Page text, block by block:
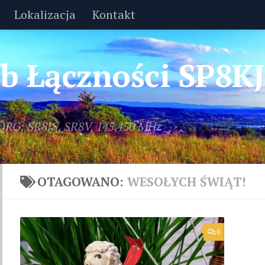
Lokalizacja Kontakt
Łączności
SR8JS, SR8V, 145.450 MHz
OTAGOWANO: WESOŁYCH ŚWIĄT!
0